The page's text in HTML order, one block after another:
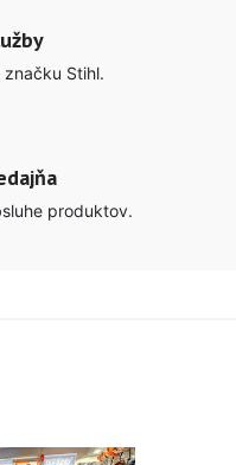
značku Stihl.
produktov.